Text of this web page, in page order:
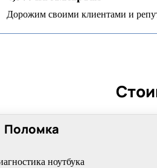
Дорожим своими клиентами и
Поломка
ноутбука